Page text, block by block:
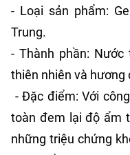
- Loại sản phẩm:
Trung.
- Thành phần:
thiên nhiên và hương
- Đặc điểm: Với
toàn đem lại độ ẩm
những triệu chứng